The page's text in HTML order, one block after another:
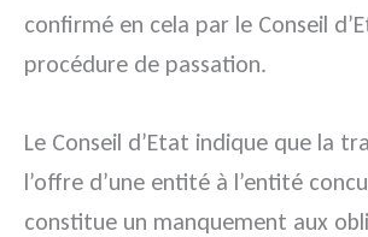
confirmé en cela par le Conseil
procédure de passation.
Le Conseil d’Etat indique que la
l’offre d’une entité à l’entité
constitue un manquement aux